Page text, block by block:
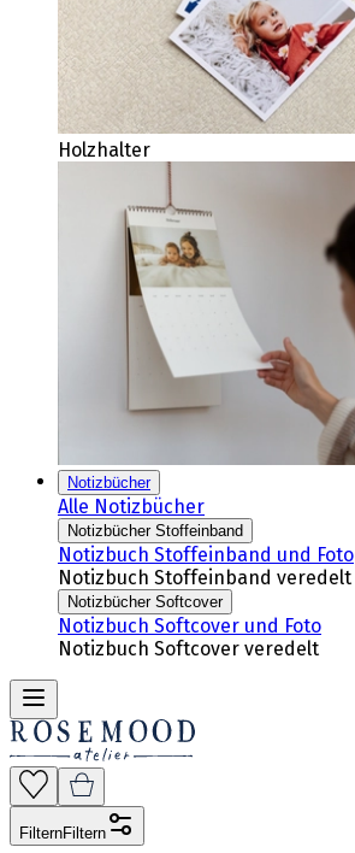
Holzhalter
Notizbücher
Alle Notizbücher
Notizbücher Stoffeinband
Notizbuch Stoffeinband und Foto
Notizbuch Stoffeinband veredelt
Notizbücher Softcover
Notizbuch Softcover und Foto
Notizbuch Softcover veredelt
FilternFiltern